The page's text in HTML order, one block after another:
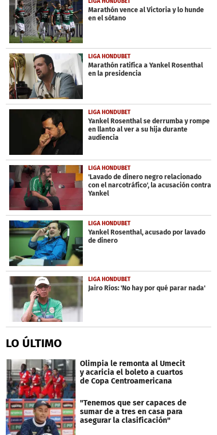
minute,
25
seconds
Marathón vence al Victoria y lo hunde
en el sótano
LIGA HONDUBET
Marathón ratifica a Yankel Rosenthal
en la presidencia
LIGA HONDUBET
Yankel Rosenthal se derrumba y rompe
en llanto al ver a su hija durante
audiencia
LIGA HONDUBET
'Lavado de dinero negro relacionado
con el narcotráfico', la acusación contra
Yankel
LIGA HONDUBET
Yankel Rosenthal, acusado por lavado
de dinero
LIGA HONDUBET
Jairo Ríos: 'No hay por qué parar nada'
LO ÚLTIMO
Olimpia le remonta al Umecit
y acaricia el boleto a cuartos
de Copa Centroamericana
"Tenemos que ser capaces de
sumar de a tres en casa para
asegurar la clasificación"